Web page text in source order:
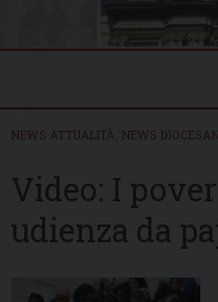
NEWS ATTUALITÀ NEWS
Video: I
udienza da